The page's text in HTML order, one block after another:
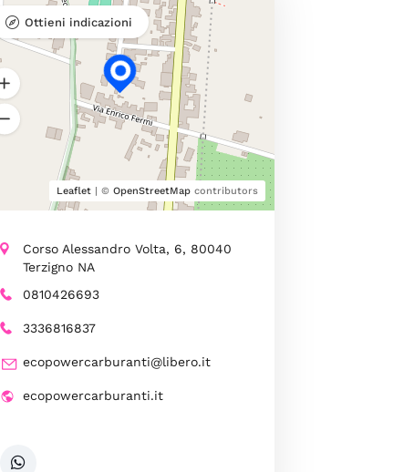
Leaflet| © OpenStreetMapcontributors
Ottieni indicazioni
Corso Alessandro Volta, 6, 80040
Terzigno NA
0810426693
3336816837
ecopowercarburanti@libero.it
ecopowercarburanti.it